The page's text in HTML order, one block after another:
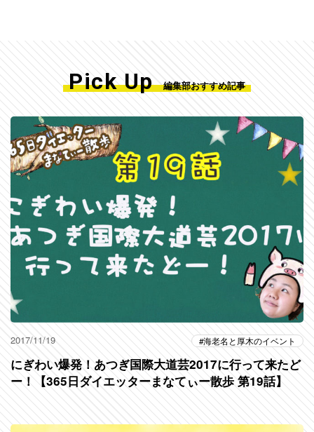
Pick Up 編集部おすすめ記事
2017/11/19 海老名と厚木のイベント
にぎわい爆発！あつぎ国際大道芸2017に行って来たど
ー！【365日ダイエッターまなてぃー散歩 第19話】